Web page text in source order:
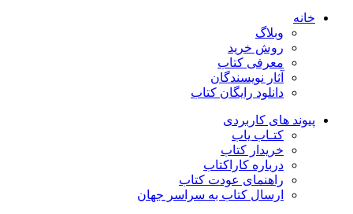
خانه
وبلاگ
روش خرید
معرفی کتاب
آثار نویسندگان
دانلود رایگان کتاب
پیوند های کاربردی
کتـاب یاب
خریدار کتاب
درباره کاراکتاب
راهنمای عودت کتاب
ارسال کتاب به سراسر جهان